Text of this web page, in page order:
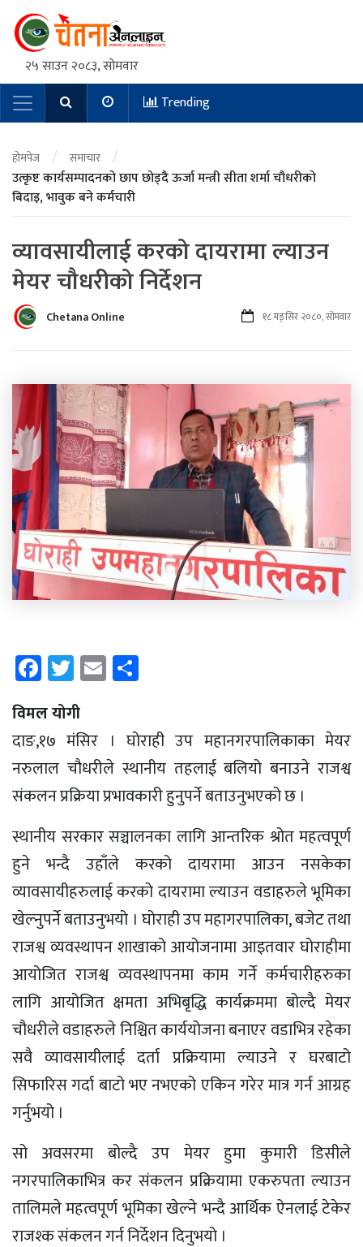
२५ साउन २०८३, सोमवार
Main NavigationTrending
होमपेज / समाचार /
उत्कृष्ट कार्यसम्पादनको छाप छोड्दै ऊर्जा मन्त्री सीता शर्मा चौधरीको
बिदाइ, भावुक बने कर्मचारी
व्यावसायीलाई करको दायरामा ल्याउन
मेयर चौधरीको निर्देशन
Chetana Online १८ मङ्सिर २०८०, सोमवार
Facebook
Twitter
Email
विमल योगी
दाङ,१७ मंसिर । घोराही उप महानगरपालिकाका मेयर
नरुलाल चौधरीले स्थानीय तहलाई बलियो बनाउने राजश्व
संकलन प्रक्रिया प्रभावकारी हुनुपर्ने बताउनुभएको छ ।
स्थानीय सरकार सञ्चालनका लागि आन्तरिक श्रोत महत्वपूर्ण
हुने भन्दै उहाँले करको दायरामा आउन नसकेका
व्यावसायीहरुलाई करको दायरामा ल्याउन वडाहरुले भूमिका
खेल्नुपर्ने बताउनुभयो । घोराही उप महागरपालिका, बजेट तथा
राजश्व व्यवस्थापन शाखाको आयोजनामा आइतवार घोराहीमा
आयोजित राजश्व व्यवस्थापनमा काम गर्ने कर्मचारीहरुका
लागि आयोजित क्षमता अभिबृद्धि कार्यक्रममा बोल्दै मेयर
चौधरीले वडाहरुले निश्चित कार्ययोजना बनाएर वडाभित्र रहेका
सवै व्यावसायीलाई दर्ता प्रक्रियामा ल्याउने र घरबाटो
सिफारिस गर्दा बाटो भए नभएको एकिन गरेर मात्र गर्न आग्रह
गर्नुभयो ।
सो अवसरमा बोल्दै उप मेयर हुमा कुमारी डिसीले
नगरपालिकाभित्र कर संकलन प्रक्रियामा एकरुपता ल्याउन
तालिमले महत्वपूर्ण भूमिका खेल्ने भन्दै आर्थिक ऐनलाई टेकेर
राजश्क संकलन गर्न निर्देशन दिनुभयो ।